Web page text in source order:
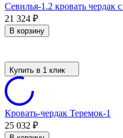
Севилья-1.2 кровать чердак
21 324 ₽
В корзину
Купить в 1 клик
Кровать-чердак Теремок-1
25 032 ₽